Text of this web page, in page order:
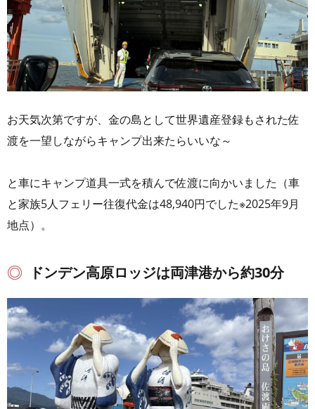
お天気次第ですが、金の島として世界遺産登録もされた佐
渡を一望しながらキャンプ出来たらいいな～
と車にキャンプ道具一式を積んで佐渡に向かいました（車
と家族5人フェリー往復代金は48,940円でした※2025年9月
地点）。
ドンデン高原ロッジは両津港から約30分